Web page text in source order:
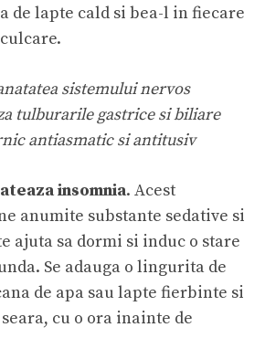
de lapte cald si bea-l in fiecare
sistemului nervos
tulburarile gastrice si biliare
antiasmatic si antitusiv
insomnia. Acest
anumite substante sedative si
ajuta sa dormi si induc o stare
Se adauga o lingurita de
de apa sau lapte fierbinte si
cu o ora inainte de